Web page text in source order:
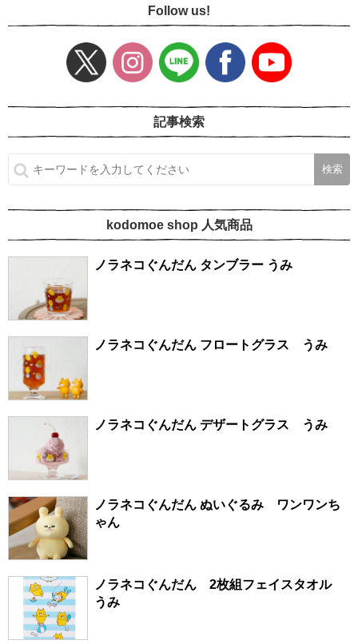
Follow us!
記事検索
kodomoe shop 人気商品
ノラネコぐんだん タンブラー うみ
ノラネコぐんだん フロートグラス うみ
ノラネコぐんだん デザートグラス うみ
ノラネコぐんだん ぬいぐるみ ワンワンち
ゃん
ノラネコぐんだん 2枚組フェイスタオル
うみ